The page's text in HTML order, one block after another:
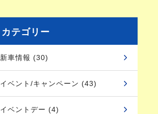
カテゴリー
新車情報 (30)
イベント/キャンペーン (43)
イベントデー (4)